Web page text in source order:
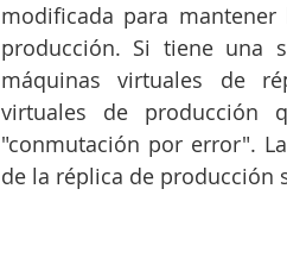
modificada para
producción. Si tiene una
máquinas virtuales de
virtuales de producción
"conmutación por error".
de la réplica de producción